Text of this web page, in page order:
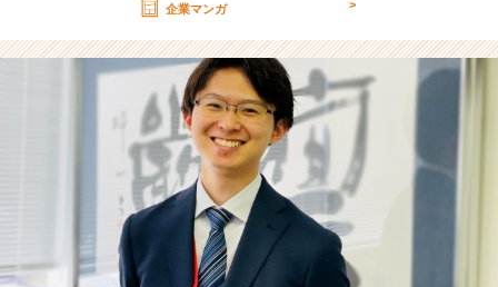
【株
式
会
社
ク
リ
テ
ッ
ク
工
業
の
企業マンガ >